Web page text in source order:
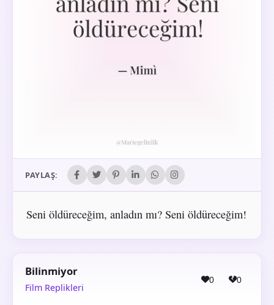
PAYLAŞ:
Seni öldüreceğim, anladın mı? Seni öldüreceğim!
Bilinmiyor
Film Replikleri
0 0